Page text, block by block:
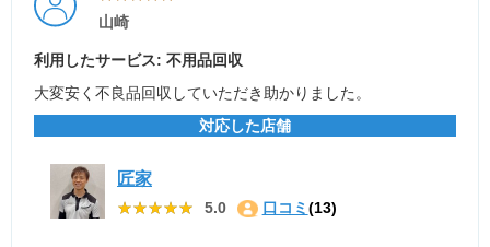
山崎
利用したサービス: 不用品回収
大変安く不良品回収していただき助かりました。
対応した店舗
匠家
★★★★★
★★★★★ 5.0 口コミ (13)